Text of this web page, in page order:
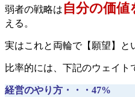
弱者の戦略は 自分の価
える。
実はこれと両輪で【願望】と
比率的には、下記のウェイト
経営のやり方・・・47%